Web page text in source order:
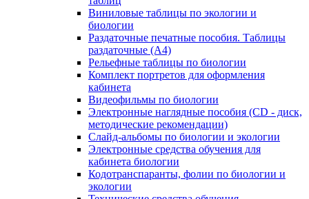
Виниловые таблицы по экологии и
биологии
Раздаточные печатные пособия. Таблицы
раздаточные (А4)
Рельефные таблицы по биологии
Комплект портретов для оформления
кабинета
Видеофильмы по биологии
Электронные наглядные пособия (CD - диск,
методические рекомендации)
Слайд-альбомы по биологии и экологии
Электронные средства обучения для
кабинета биологии
Кодотранспаранты, фолии по биологии и
экологии